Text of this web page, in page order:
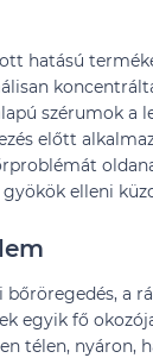
hatású
szérumok a
előtt
elleni
a
egyik fő
télen, nyáron,